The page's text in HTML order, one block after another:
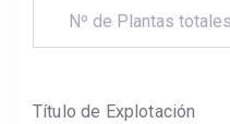
Título de Explotación